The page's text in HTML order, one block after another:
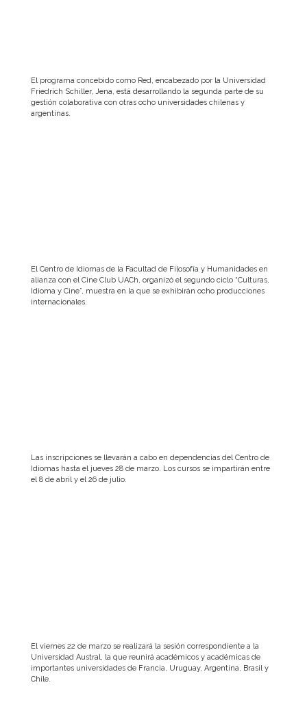
El programa concebido como Red, encabezado por la Universidad
Friedrich Schiller, Jena, está desarrollando la segunda parte de su
gestión colaborativa con otras ocho universidades chilenas y
argentinas.
El Centro de Idiomas de la Facultad de Filosofía y Humanidades en
alianza con el Cine Club UACh, organizó el segundo ciclo “Culturas,
Idioma y Cine”, muestra en la que se exhibirán ocho producciones
internacionales.
Las inscripciones se llevarán a cabo en dependencias del Centro de
Idiomas hasta el jueves 28 de marzo. Los cursos se impartirán entre
el 8 de abril y el 26 de julio.
El viernes 22 de marzo se realizará la sesión correspondiente a la
Universidad Austral, la que reunirá académicos y académicas de
importantes universidades de Francia, Uruguay, Argentina, Brasil y
Chile.